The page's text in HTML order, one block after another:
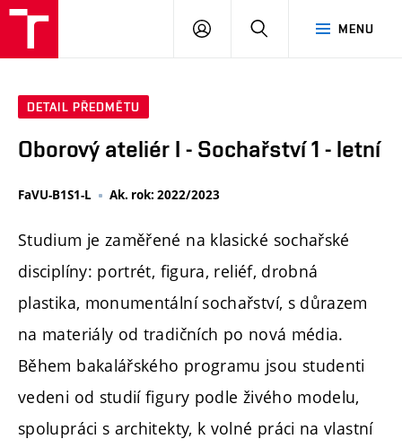
MENU
PŘIHLÁSIT
DETAIL PŘEDMĚTU
Oborový ateliér I - Sochařství 1 - letní
FaVU-B1S1-L Ak. rok: 2022/2023
Studium je zaměřené na klasické sochařské
disciplíny: portrét, figura, reliéf, drobná
plastika, monumentální sochařství, s důrazem
na materiály od tradičních po nová média.
Během bakalářského programu jsou studenti
vedeni od studií figury podle živého modelu,
spolupráci s architekty, k volné práci na vlastní